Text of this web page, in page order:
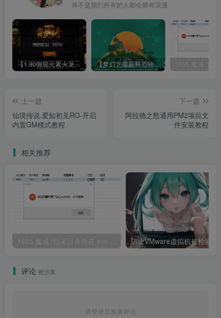
并不是我们所有的人都会拥有浪漫
【1.80御龍元素火龙[摸摸登陆器]】战神引擎WIN服务端+GM工具+充值后台+双端+架设教程 【梦幻之星辰释厄转尊享挂机版】MT3换皮梦幻西游Linux服务端+GM后台+双端+源码+架设教程
上一篇
仙境传说.爱如初见RO-开启
内置GM模式教程
下一篇
阿拉德之怒通用PM2项目文
件安装教程
相关推荐
1655 魔域 “部署目录存在 exe 文件” 报错解决指南
评论 抢沙发
请登录后发表评论